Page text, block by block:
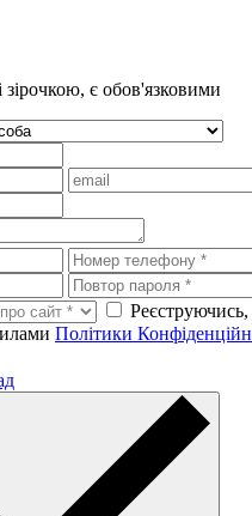
є обов'язковими
Реєструючись,
Політики